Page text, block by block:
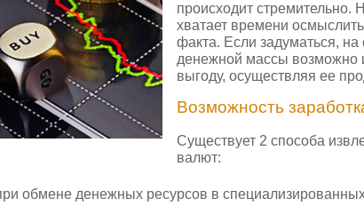
происходит стремительно.
хватает времени
факта. Если задуматься,
денежной массы возможно
выгоду, осуществляя ее
Возможность
Существует 2 способа
валют:
обмене денежных ресурсов в